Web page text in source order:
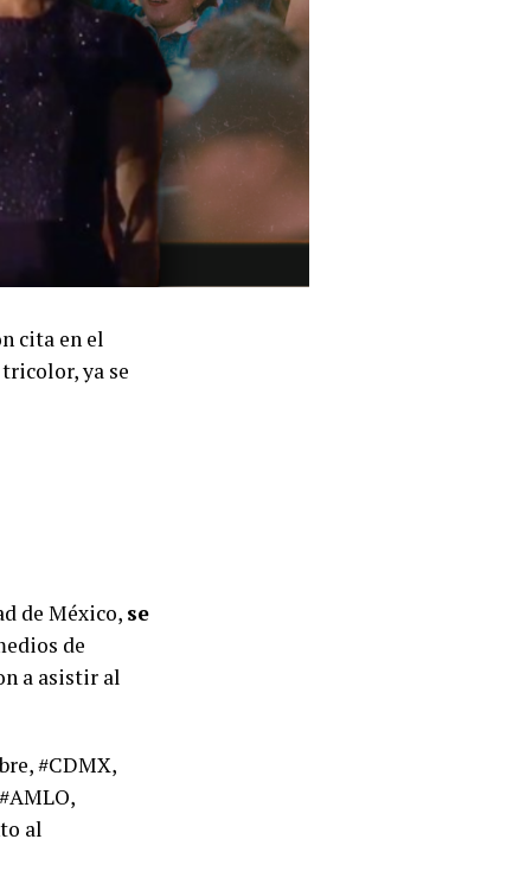
cita en el
ya se
de México, se
de
a asistir al
#CDMX,
al